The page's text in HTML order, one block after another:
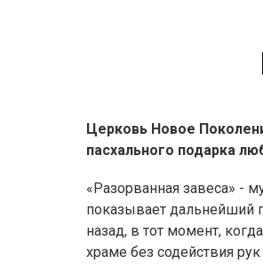
Церковь Новое
пасхального подарка
«Разорванная завеса» -
показывает дальнейший
назад, в тот момент,
храме без содействия